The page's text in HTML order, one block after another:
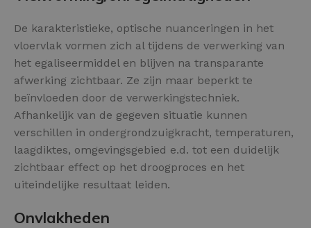
De karakteristieke, optische nuanceringen in het
vloervlak vormen zich al tijdens de verwerking van
het egaliseermiddel en blijven na transparante
afwerking zichtbaar. Ze zijn maar beperkt te
beïnvloeden door de verwerkingstechniek.
Afhankelijk van de gegeven situatie kunnen
verschillen in ondergrondzuigkracht, temperaturen,
laagdiktes, omgevingsgebied e.d. tot een duidelijk
zichtbaar effect op het droogproces en het
uiteindelijke resultaat leiden.
Onvlakheden